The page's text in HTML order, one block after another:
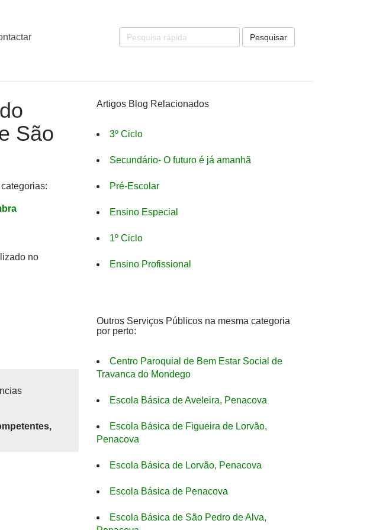
Pesquisar
São
no
Artigos Blog Relacionados
3º Ciclo
Secundário- O futuro é já amanhã
Pré-Escolar
Ensino Especial
1º Ciclo
Ensino Profissional
Outros Serviços Públicos na mesma categoria
por perto:
Centro Paroquial de Bem Estar Social de
Travanca do Mondego
Escola Básica de Aveleira, Penacova
Escola Básica de Figueira de Lorvão,
Penacova
Escola Básica de Lorvão, Penacova
Escola Básica de Penacova
Escola Básica de São Pedro de Alva,